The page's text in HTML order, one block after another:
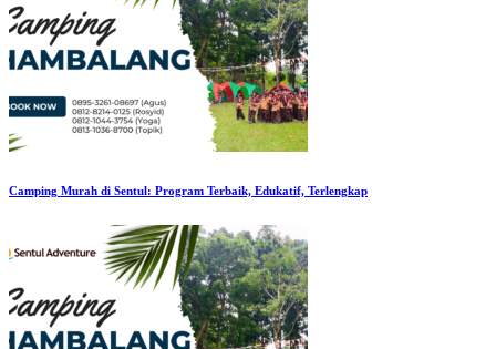
Camping Murah di Sentul: Program Terbaik, Edukatif, Terlengkap